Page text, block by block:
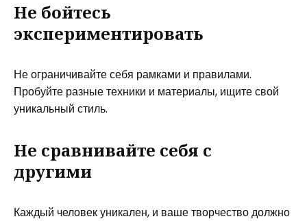
Не бойтесь
экспериментировать
Не ограничивайте себя рамками и правилами.
Пробуйте разные техники и материалы, ищите свой
уникальный стиль.
Не сравнивайте себя с
другими
Каждый человек уникален, и ваше творчество должно